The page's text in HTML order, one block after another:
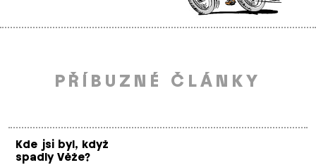
PŘÍBUZNÉ ČLÁNKY
Kde jsi byl, když
spadly Věže?